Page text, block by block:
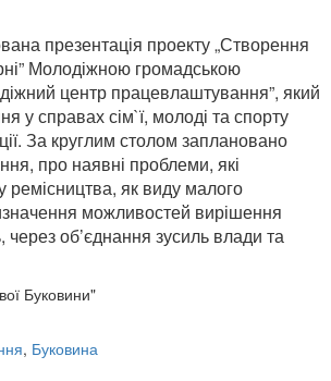
презентація проекту „Створення
Молодіжною громадською
центр працевлаштування”, який
у справах сім`ї, молоді та спорту
За круглим столом заплановано
про наявні проблеми, які
ремісництва, як виду малого
можливостей вирішення
об’єднання зусиль влади та
Буковини"
, Буковина